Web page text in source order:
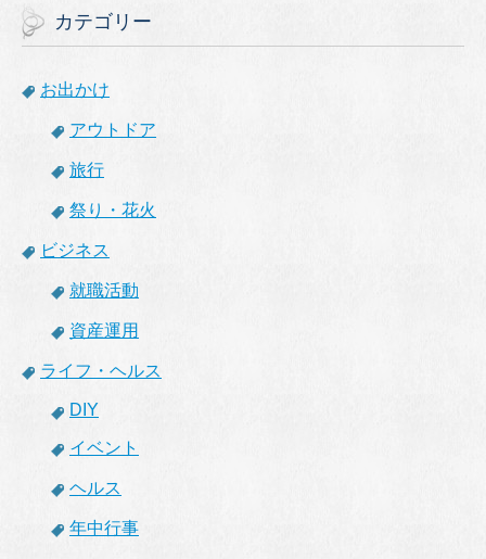
カテゴリー
お出かけ
アウトドア
旅行
祭り・花火
ビジネス
就職活動
資産運用
ライフ・ヘルス
DIY
イベント
ヘルス
年中行事